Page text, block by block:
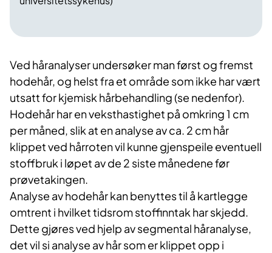
Ved håranalyser undersøker man først og fremst
hodehår, og helst fra et område som ikke har vært
utsatt for kjemisk hårbehandling (se nedenfor).
Hodehår har en veksthastighet på omkring 1 cm
per måned, slik at en analyse av ca. 2 cm hår
klippet ved hårroten vil kunne gjenspeile eventuell
stoffbruk i løpet av de 2 siste månedene før
prøvetakingen.
Analyse av hodehår kan benyttes til å kartlegge
omtrent i hvilket tidsrom stoffinntak har skjedd.
Dette gjøres ved hjelp av segmental håranalyse,
det vil si analyse av hår som er klippet opp i